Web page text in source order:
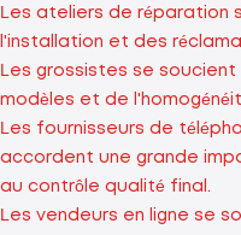
Les ateliers de réparation
l'installation et des
Les grossistes se
modèles et de
Les fournisseurs de
accordent une grande
au contrôle qualité final.
Les vendeurs en ligne se